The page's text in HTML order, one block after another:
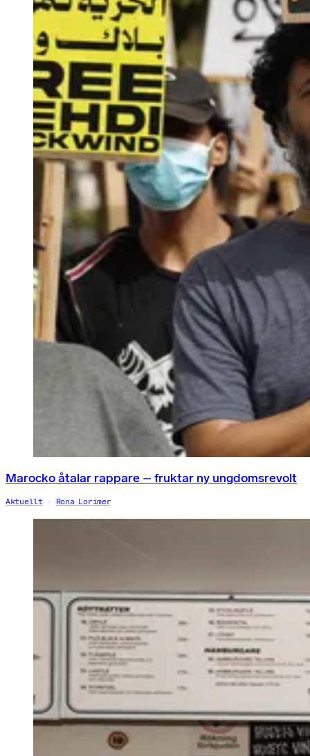
Marocko åtalar rappare – fruktar ny ungdomsrevolt
Aktuellt Rona Lorimer